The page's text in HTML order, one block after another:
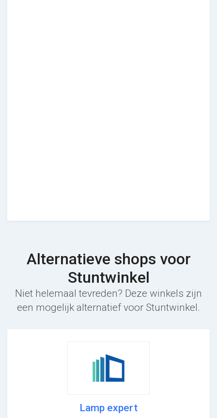
Alternatieve shops voor
Stuntwinkel
Niet helemaal tevreden? Deze winkels zijn
een mogelijk alternatief voor Stuntwinkel.
Lamp expert